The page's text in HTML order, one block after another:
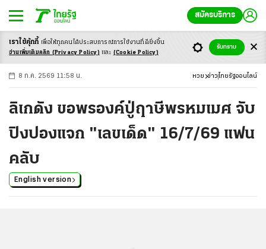
สมัครบริการ
-ก ก ก+
8 ก.ค. 2569 11:58 น. หวย ข่าว ไทยรัฐออนไลน์
ลิเกดัง ขอพรองค์ปู่ฤาษีพรหมเมศ จับ
ปิงปองแจก "เลขเด็ด" 16/7/69 แฟน
คลับ
English version
เราใช้คุ้กกี้ เพื่อให้ทุกคนได้ประสบการณ์การใช้งานที่ดียิ่งขึ้น
อ่านเพิ่มเติมคลิก (Privacy Policy) และ (Cookie Policy)
รับทราบ